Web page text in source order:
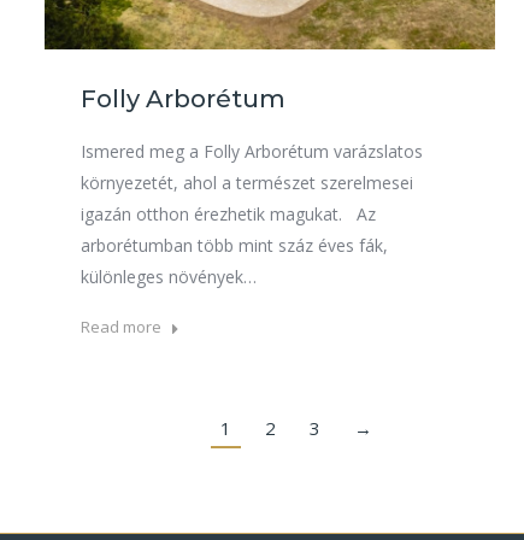
Folly Arborétum
Ismered meg a Folly Arborétum varázslatos
környezetét, ahol a természet szerelmesei
igazán otthon érezhetik magukat. Az
arborétumban több mint száz éves fák,
különleges növények…
Read more
1 2 3 →